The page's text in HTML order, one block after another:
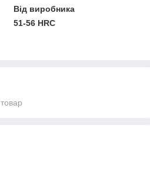
Від виробника
51-56 HRC